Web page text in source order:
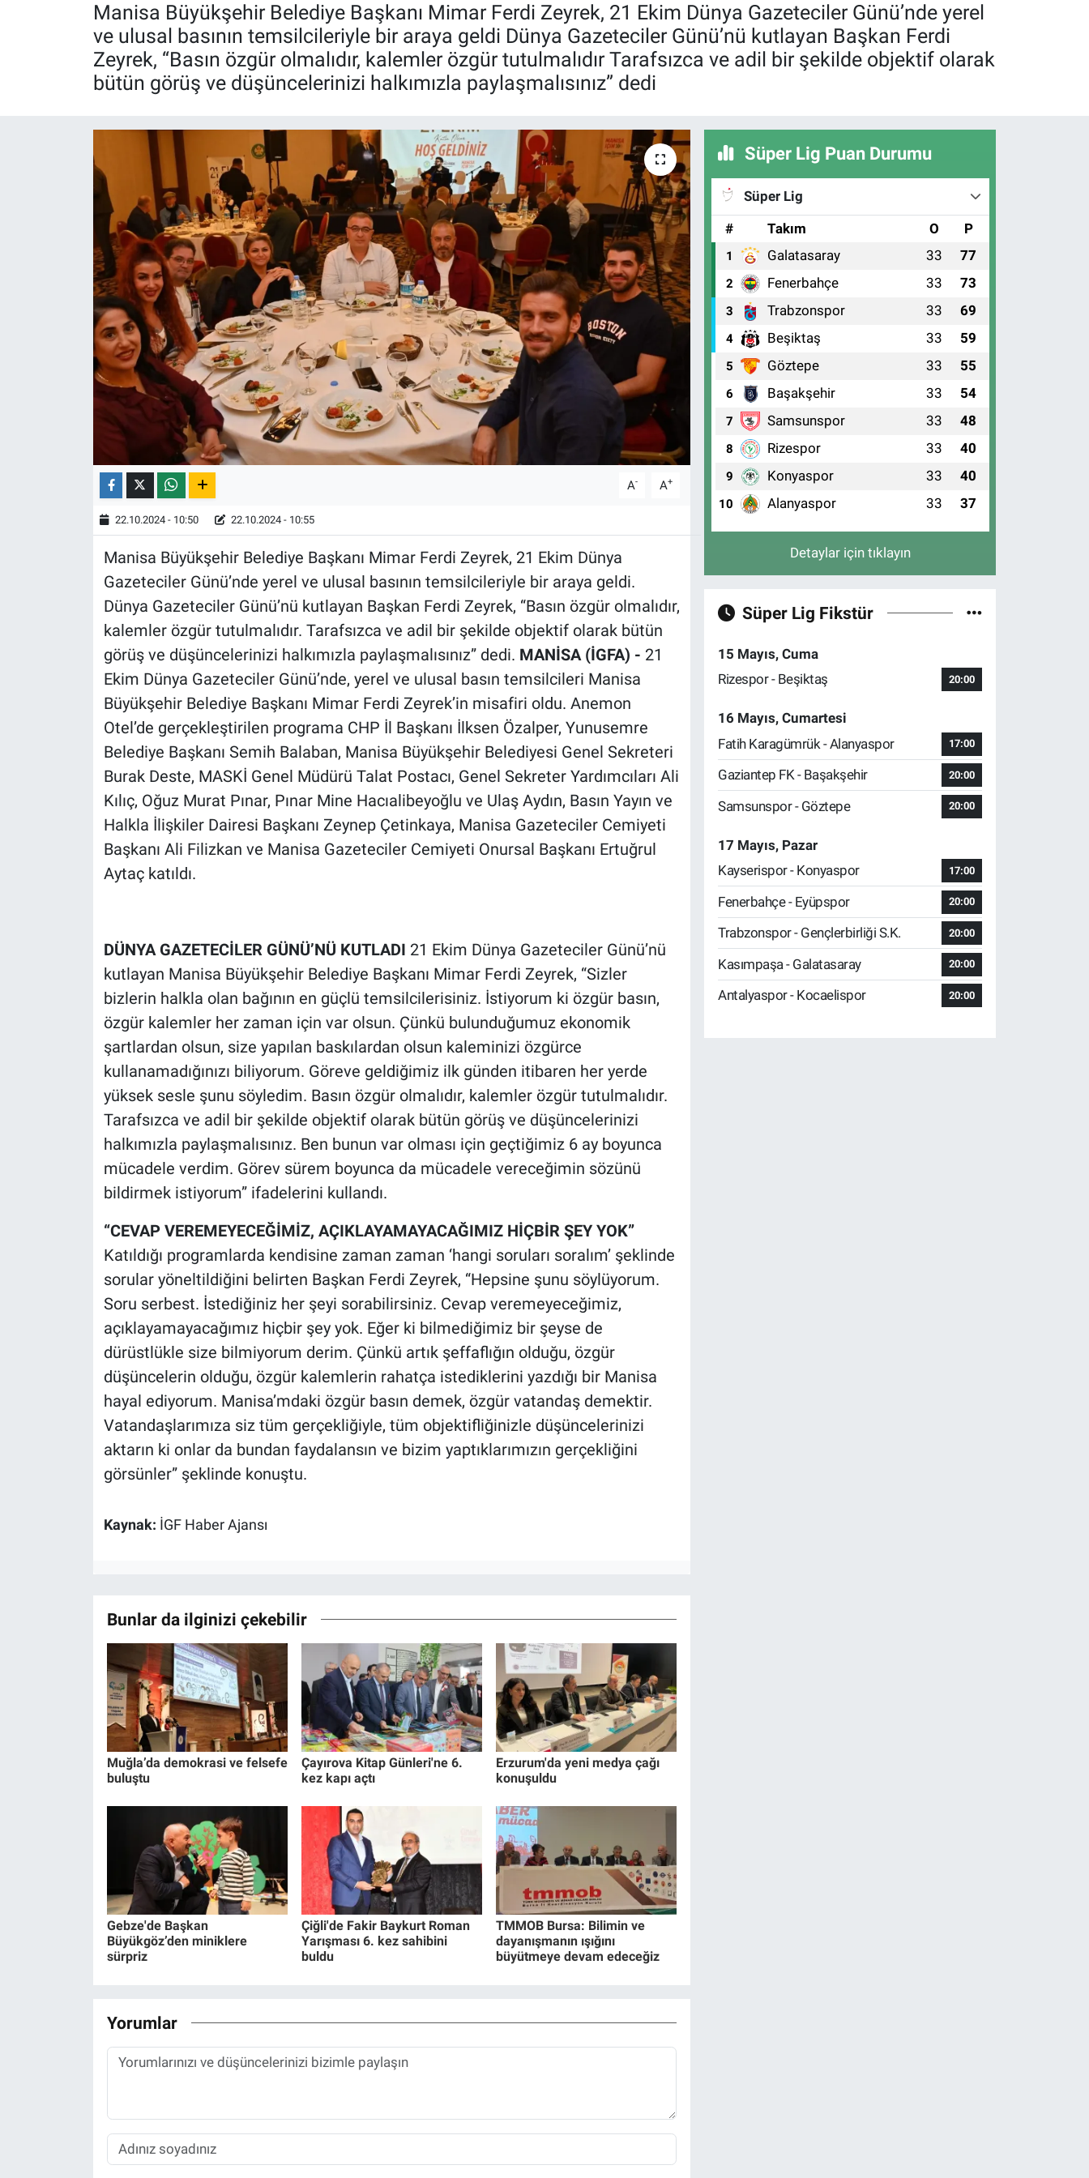
Manisa Büyükşehir Belediye Başkanı Mimar Ferdi Zeyrek, 21 Ekim Dünya Gazeteciler Günü’nde yerel
ve ulusal basının temsilcileriyle bir araya geldi Dünya Gazeteciler Günü’nü kutlayan Başkan Ferdi
Zeyrek, “Basın özgür olmalıdır, kalemler özgür tutulmalıdır Tarafsızca ve adil bir şekilde objektif olarak
bütün görüş ve düşüncelerinizi halkımızla paylaşmalısınız” dedi
A- A+
22.10.2024 - 10:50 22.10.2024 - 10:55
Manisa Büyükşehir Belediye Başkanı Mimar Ferdi Zeyrek, 21 Ekim Dünya
Gazeteciler Günü’nde yerel ve ulusal basının temsilcileriyle bir araya geldi.
Dünya Gazeteciler Günü’nü kutlayan Başkan Ferdi Zeyrek, “Basın özgür olmalıdır,
kalemler özgür tutulmalıdır. Tarafsızca ve adil bir şekilde objektif olarak bütün
görüş ve düşüncelerinizi halkımızla paylaşmalısınız” dedi. MANİSA (İGFA) - 21
Ekim Dünya Gazeteciler Günü’nde, yerel ve ulusal basın temsilcileri Manisa
Büyükşehir Belediye Başkanı Mimar Ferdi Zeyrek’in misafiri oldu. Anemon
Otel’de gerçekleştirilen programa CHP İl Başkanı İlksen Özalper, Yunusemre
Belediye Başkanı Semih Balaban, Manisa Büyükşehir Belediyesi Genel Sekreteri
Burak Deste, MASKİ Genel Müdürü Talat Postacı, Genel Sekreter Yardımcıları Ali
Kılıç, Oğuz Murat Pınar, Pınar Mine Hacıalibeyoğlu ve Ulaş Aydın, Basın Yayın ve
Halkla İlişkiler Dairesi Başkanı Zeynep Çetinkaya, Manisa Gazeteciler Cemiyeti
Başkanı Ali Filizkan ve Manisa Gazeteciler Cemiyeti Onursal Başkanı Ertuğrul
Aytaç katıldı.
DÜNYA GAZETECİLER GÜNÜ’NÜ KUTLADI 21 Ekim Dünya Gazeteciler Günü’nü
kutlayan Manisa Büyükşehir Belediye Başkanı Mimar Ferdi Zeyrek, “Sizler
bizlerin halkla olan bağının en güçlü temsilcilerisiniz. İstiyorum ki özgür basın,
özgür kalemler her zaman için var olsun. Çünkü bulunduğumuz ekonomik
şartlardan olsun, size yapılan baskılardan olsun kaleminizi özgürce
kullanamadığınızı biliyorum. Göreve geldiğimiz ilk günden itibaren her yerde
yüksek sesle şunu söyledim. Basın özgür olmalıdır, kalemler özgür tutulmalıdır.
Tarafsızca ve adil bir şekilde objektif olarak bütün görüş ve düşüncelerinizi
halkımızla paylaşmalısınız. Ben bunun var olması için geçtiğimiz 6 ay boyunca
mücadele verdim. Görev sürem boyunca da mücadele vereceğimin sözünü
bildirmek istiyorum” ifadelerini kullandı.
“CEVAP VEREMEYECEĞİMİZ, AÇIKLAYAMAYACAĞIMIZ HİÇBİR ŞEY YOK”
Katıldığı programlarda kendisine zaman zaman ‘hangi soruları soralım’ şeklinde
sorular yöneltildiğini belirten Başkan Ferdi Zeyrek, “Hepsine şunu söylüyorum.
Soru serbest. İstediğiniz her şeyi sorabilirsiniz. Cevap veremeyeceğimiz,
açıklayamayacağımız hiçbir şey yok. Eğer ki bilmediğimiz bir şeyse de
dürüstlükle size bilmiyorum derim. Çünkü artık şeffaflığın olduğu, özgür
düşüncelerin olduğu, özgür kalemlerin rahatça istediklerini yazdığı bir Manisa
hayal ediyorum. Manisa’mdaki özgür basın demek, özgür vatandaş demektir.
Vatandaşlarımıza siz tüm gerçekliğiyle, tüm objektifliğinizle düşüncelerinizi
aktarın ki onlar da bundan faydalansın ve bizim yaptıklarımızın gerçekliğini
görsünler” şeklinde konuştu.
Kaynak: İGF Haber Ajansı
Bunlar da ilginizi çekebilir
Muğla’da demokrasi ve felsefe
buluştu
Çayırova Kitap Günleri'ne 6.
kez kapı açtı
Erzurum'da yeni medya çağı
konuşuldu
Gebze'de Başkan
Büyükgöz’den miniklere
sürpriz
Çiğli'de Fakir Baykurt Roman
Yarışması 6. kez sahibini
buldu
TMMOB Bursa: Bilimin ve
dayanışmanın ışığını
büyütmeye devam edeceğiz
Yorumlar
Süper Lig Puan Durumu
Süper Lig
#
Takım O P
1 Galatasaray 33 77
2 Fenerbahçe 33 73
3 Trabzonspor 33 69
4 Beşiktaş 33 59
5 Göztepe 33 55
6 Başakşehir 33 54
7 Samsunspor 33 48
8 Rizespor 33 40
9 Konyaspor 33 40
10 Alanyaspor 33 37
Detaylar için tıklayın
Süper Lig Fikstür
15 Mayıs, Cuma
Rizespor - Beşiktaş
20:00
16 Mayıs, Cumartesi
Fatih Karagümrük - Alanyaspor
17:00
Gaziantep FK - Başakşehir 20:00
Samsunspor - Göztepe 20:00
17 Mayıs, Pazar
Kayserispor - Konyaspor
17:00
Fenerbahçe - Eyüpspor 20:00
Trabzonspor - Gençlerbirliği S.K. 20:00
Kasımpaşa - Galatasaray 20:00
Antalyaspor - Kocaelispor 20:00
Röportaj
Video Galeri